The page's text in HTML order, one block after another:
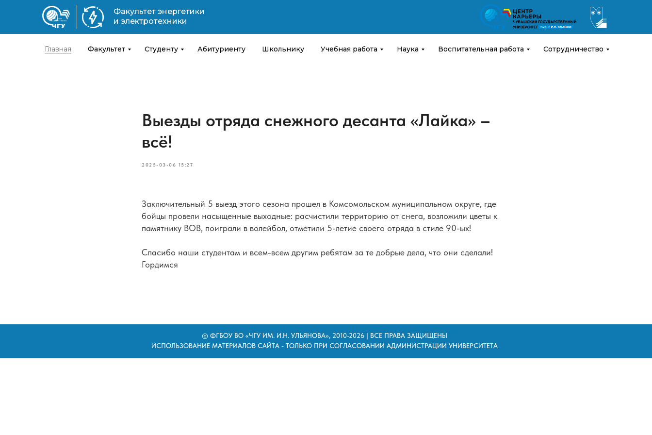
Факультет энергетики
и электротехники
Главная Факультет Студенту Абитуриенту Школьнику Учебная работа Наука Воспитательная работа Сотрудничество
Выезды отряда снежного десанта «Лайка» –
всё!
2025-03-06 15:27
Заключительный 5 выезд этого сезона прошел в Комсомольском муниципальном округе, где
бойцы провели насыщенные выходные: расчистили территорию от снега, возложили цветы к
памятнику ВОВ, поиграли в волейбол, отметили 5-летие своего отряда в стиле 90-ых!
Спасибо наши студентам и всем-всем другим ребятам за те добрые дела, что они сделали!
Гордимся
© ФГБОУ ВО «ЧГУ ИМ. И.Н. УЛЬЯНОВА», 2010-2026 | ВСЕ ПРАВА ЗАЩИЩЕНЫ
ИСПОЛЬЗОВАНИЕ МАТЕРИАЛОВ САЙТА - ТОЛЬКО ПРИ СОГЛАСОВАНИИ АДМИНИСТРАЦИИ УНИВЕРСИТЕТА